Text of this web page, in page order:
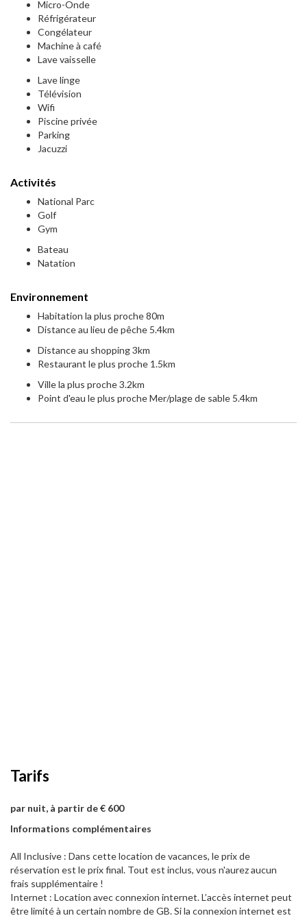
Micro-Onde
Réfrigérateur
Congélateur
Machine à café
Lave vaisselle
Lave linge
Télévision
Wifi
Piscine privée
Parking
Jacuzzi
Activités
National Parc
Golf
Gym
Bateau
Natation
Environnement
Habitation la plus proche 80m
Distance au lieu de pêche 5.4km
Distance au shopping 3km
Restaurant le plus proche 1.5km
Ville la plus proche 3.2km
Point d'eau le plus proche Mer/plage de sable 5.4km
Tarifs
par nuit, à partir de € 600
Informations complémentaires
All Inclusive : Dans cette location de vacances, le prix de
réservation est le prix final. Tout est inclus, vous n'aurez aucun
frais supplémentaire !
Internet : Location avec connexion internet. L’accès internet peut
être limité à un certain nombre de GB. Si la connexion internet est